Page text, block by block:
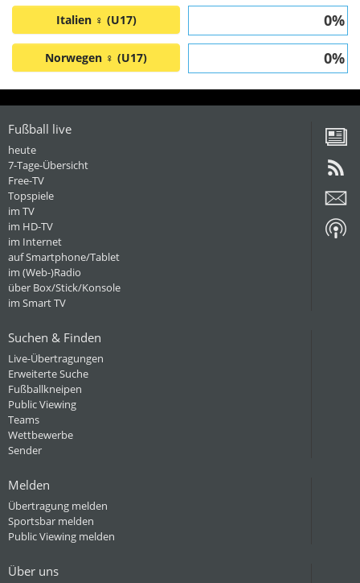
Italien ♀ (U17) 0%
Norwegen ♀ (U17) 0%
Fußball live
heute
7-Tage-Übersicht
Free-TV
Topspiele
im TV
im HD-TV
im Internet
auf Smartphone/Tablet
im (Web-)Radio
über Box/Stick/Konsole
im Smart TV
Suchen & Finden
Live-Übertragungen
Erweiterte Suche
Fußballkneipen
Public Viewing
Teams
Wettbewerbe
Sender
Melden
Übertragung melden
Sportsbar melden
Public Viewing melden
Über uns